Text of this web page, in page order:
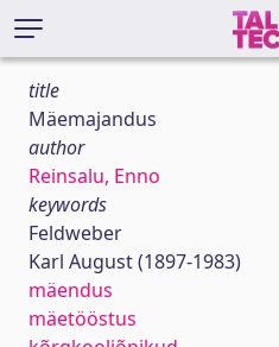
title
Mäemajandus
author
Reinsalu, Enno
keywords
Feldweber
Karl August (1897-1983)
mäendus
mäetööstus